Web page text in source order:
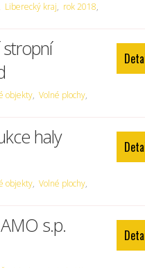
Liberecký kraj, rok 2018,
objekty, Volné plochy,
haly
objekty, Volné plochy,
s.p.